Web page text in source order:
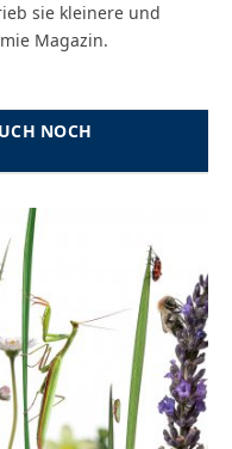
sie kleinere und
Magazin.
NOCH